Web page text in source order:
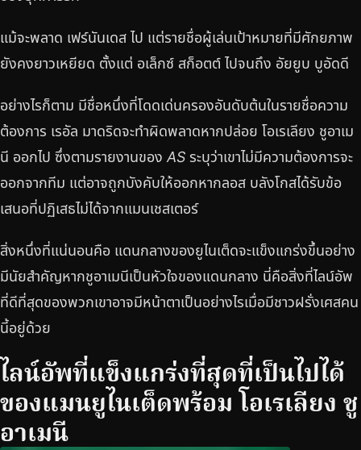
แม้จะพลาด เฟร์นันเดส ไป แต่รายชื่อผู้เล่นเป้าหมายที่มีศักยภาพ
ยังคงยาวเหยียด ตั้งแต่ อเล็กซ์ สก็อตต์ ไปจนถึง อัยยูบ บูอัดดี
อย่างไรก็ตาม มีชื่อหนึ่งที่โดดเด่นครองอันดับต้นในรายชื่อความ
ต้องการ เรอัล มาดริดจะทำผิดพลาดหากปล่อย โอเรเลียง ชูอาเม
นี ออกไป ซึ่งตามรายงานของ AS ระบุว่าเขาไม่มีความต้องการจะ
ออกจากทีม แต่อาจถูกบังคับให้ออกหากลอส บลังโกสได้รับข้อ
เสนอที่ปฏิเสธไม่ได้จากแมนเชสเตอร์
สิ่งหนึ่งที่แน่นอนคือ แดนกลางของยูไนเต็ดจะแข็งแกร่งขึ้นอย่าง
มีนัยสำคัญหากชูอาเมนีเป็นหัวใจของแดนกลาง นี่คือสิ่งที่ไลน์อัพ
ที่ดีที่สุดของพวกเขาอาจมีหน้าตาเป็นอย่างไรเมื่อมีชาวฝรั่งเศสคน
นี้อยู่ด้วย
ไลน์อัพที่แข็งแกร่งที่สุดที่เป็นไปได้
ของแมนยูไนเต็ดพร้อม โอเรเลียง ชู
อาเมนี